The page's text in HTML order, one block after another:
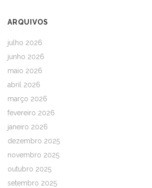
ARQUIVOS
julho 2026
junho 2026
maio 2026
abril 2026
março 2026
fevereiro 2026
janeiro 2026
dezembro 2025
novembro 2025
outubro 2025
setembro 2025